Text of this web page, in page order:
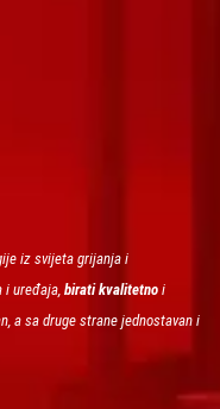
iz svijeta grijanja i
uređaja, birati kvalitetno i
a sa druge strane jednostavan i